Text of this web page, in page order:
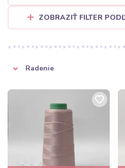
ZOBRAZIŤ FILTER
Radenie